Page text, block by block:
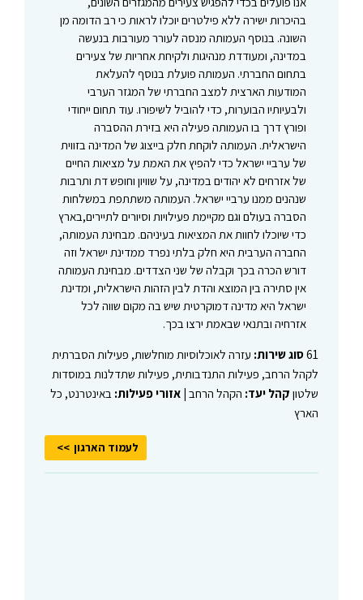
בהיכרות ישירה ללא פילטרים יוכלו לראות כי רב הדומה מן
השונה. בנוסף העמותה מנסה לעורר מעורבות בנעשה
במדינה, ומעודדת מנהיגות ולקיחת אחריות של צעירים
בתחום החברתי. העמותה פועלת בנוסף להעלאת
המודעות הארצית למצב החברתי של המגזר הערבי
ולבעיותיו הבוערות, כדי להוביל לשיפורו. עוד תחום ייחודי
ופורץ דרך בו העמותה פעילה היא בזירת ההסברה
הישראלית. העמותה לוקחת חלק בייצוג של המדינה בזווית
של ערביי ישראל כדי להפיץ את האמת על מציאות החיים
של אזרחים לא יהודים במדינה, על שוויון וחופש דת ותרבות
שנהנים ממנו ערביי ישראל. העמותה משתתפת במשלחות
הסברה בעולם וגם מקיימת פעילויות וסיורים לתיירים,בארץ
כדי שיוכלו לחוות את המציאות בעיניהם. מבחינת העמותה,
החברה הערבית היא חלק בלתי נפרד ממדינת ישראל וזה
דורש הכרה בכך וקבלה של שני הצדדים. מבחינת העמותה
אין סתירה בין המוצא והדת לבין הזהות הישראלית, ומדינת
ישראל היא מדינה דמוקרטית שיש בה מקום שווה לכל
אזרחיה ובתנאי שבאמת ירצו בכך.
61סוג שירות: עזרה לאוכלוסיות מוחלשות, פעילות הסברתית
לקהל הרחב, פעילות התנדבותית, פעילות שתדלנות במוסדות
שלטון קהל יעד: הקהל הרחב | אזורי פעילות: באינטרנט, כל
הארץ
לעמוד הארגון